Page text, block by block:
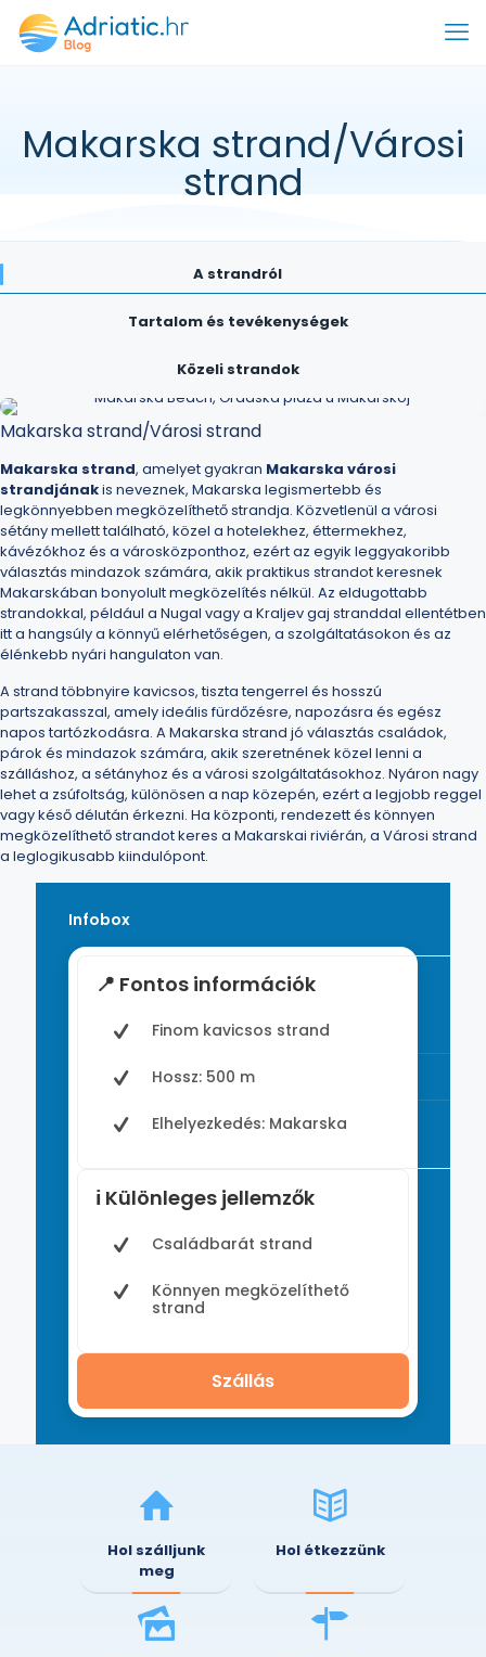
Makarska strand/Városi
strand
A strandról
Tartalom és tevékenységek
Közeli strandok
Makarska strand/Városi strand
Makarska strand, amelyet gyakran Makarska városi
strandjánakis neveznek, Makarska legismertebb és
legkönnyebben megközelíthető strandja. Közvetlenül a városi
sétány mellett található, közel a hotelekhez, éttermekhez,
kávézókhoz és a városközponthoz, ezért az egyik leggyakoribb
választás mindazok számára, akik praktikus strandot keresnek
Makarskában bonyolult megközelítés nélkül. Az eldugottabb
strandokkal, például a Nugal vagy a Kraljev gaj stranddal ellentétben
itt a hangsúly a könnyű elérhetőségen, a szolgáltatásokon és az
élénkebb nyári hangulaton van.
A strand többnyire kavicsos, tiszta tengerrel és hosszú
partszakasszal, amely ideális fürdőzésre, napozásra és egész
napos tartózkodásra. A Makarska strand jó választás családok,
párok és mindazok számára, akik szeretnének közel lenni a
szálláshoz, a sétányhoz és a városi szolgáltatásokhoz. Nyáron nagy
lehet a zsúfoltság, különösen a nap közepén, ezért a legjobb reggel
vagy késő délután érkezni. Ha központi, rendezett és könnyen
megközelíthető strandot keres a Makarskai riviérán, a Városi strand
a leglogikusabb kiindulópont.
Infobox
📍 Fontos információk
Finom kavicsos strand
Hossz: 500 m
Elhelyezkedés: Makarska
ℹ️ Különleges jellemzők
Családbarát strand
Könnyen megközelíthető
strand
Szállás
Hol szálljunk
meg
Hol étkezzünk